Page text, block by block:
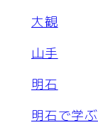
大観
山手
明石
明石で学ぶ